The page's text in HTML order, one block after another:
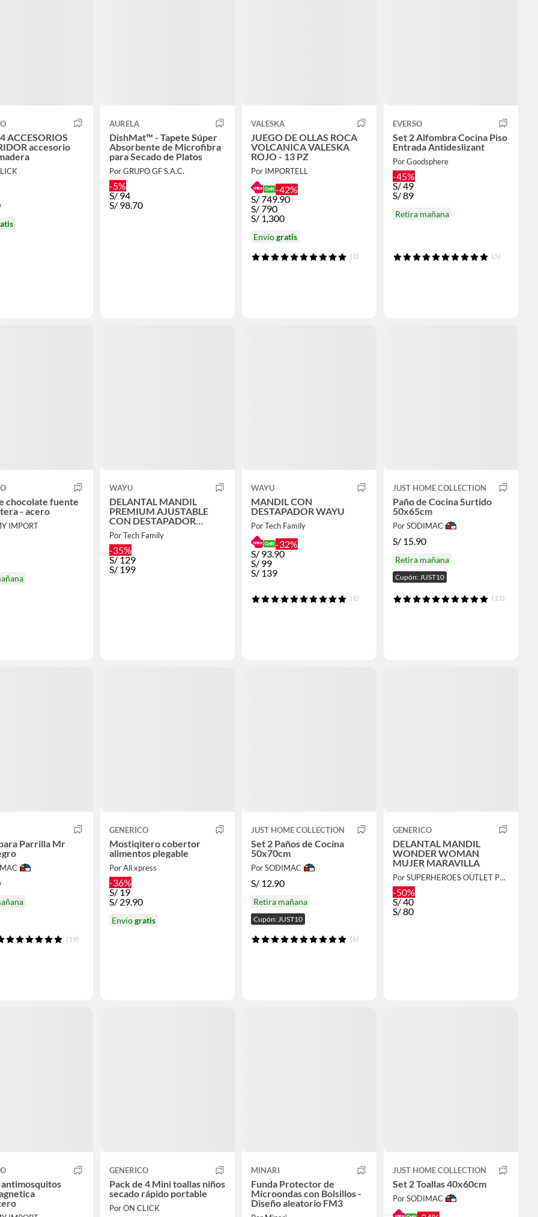
ACCESORIOS
accesorio
AURELA
DishMat™ - Tapete Súper
Absorbente de Microfibra
para Secado de Platos
Por GRUPO GF S.A.C.
-5%
S/94
S/ 98.70
VALESKA
JUEGO DE OLLAS ROCA
VOLCANICA VALESKA
ROJO - 13 PZ
Por IMPORTELL
-42%
S/749.90
S/790
S/ 1,300
Envíogratis
(1)
EVERSO
Set 2 Alfombra Cocina Piso
Entrada Antideslizant
Por Goodsphere
-45%
S/49
S/89
Retira mañana
(5)
chocolate fuente
- acero
IMPORT
WAYU
DELANTAL MANDIL
PREMIUM AJUSTABLE
CON DESTAPADOR
WAYU
Por Tech Family
-35%
S/129
S/ 199
WAYU
MANDIL CON
DESTAPADOR WAYU
Por Tech Family
-32%
S/ 93.90
S/ 99
S/ 139
(1)
JUST HOME COLLECTION
Paño de Cocina Surtido
50x65cm
Por SODIMAC
S/ 15.90
Retira mañana
Cupón: JUST10
(11)
Parrilla Mr
(19)
GENERICO
Mostiqitero cobertor
alimentos plegable
Por All xpress
-36%
S/19
S/ 29.90
Envíogratis
JUST HOME COLLECTION
Set 2 Paños de Cocina
50x70cm
Por SODIMAC
S/ 12.90
Retira mañana
Cupón: JUST10
(6)
GENERICO
DELANTAL MANDIL
WONDER WOMAN
MUJER MARAVILLA
Por SUPERHEROES OUTLET PERU
-50%
S/40
S/80
GENERICO
Pack de 4 Mini toallas niños
secado rápido portable
Por ON CLICK
MINARI
Funda Protector de
Microondas con Bolsillos -
Diseño aleatorio FM3
JUST HOME COLLECTION
Set 2 Toallas 40x60cm
Por SODIMAC